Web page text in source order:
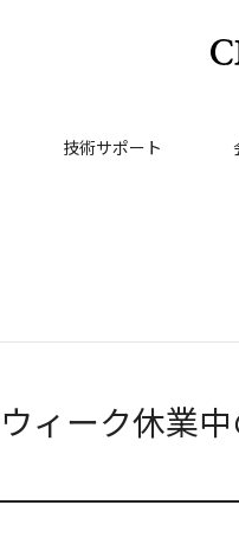
技術サポート
ィーク休業